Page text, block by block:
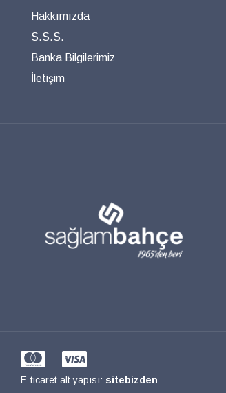
Hakkımızda
S.S.S.
Banka Bilgilerimiz
İletişim
E-ticaret alt yapısı: sitebizden